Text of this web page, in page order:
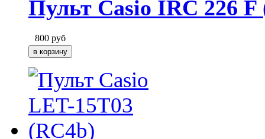
Пульт Casio IRC 226
800 руб